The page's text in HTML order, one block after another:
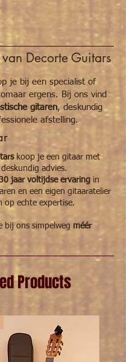
een klassieke gitaar.
met ritssluiting voor
en brede draagriemen om op
binnenin de hoes.
een beginnersgitaar te
en te dragen.
Decorte Guitars
je bij een specialist of
ergens. Bij ons vind
gitaren, deskundig
afstelling.
koop je een gitaar met
advies.
jaar voltijdse ervaring in
en een eigen gitaaratelier
op echte expertise.
bij ons simpelweg méér
Products